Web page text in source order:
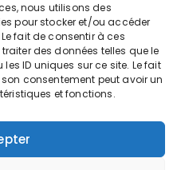
nous utilisons des
pour stocker et/ou accéder
fait de consentir à ces
des données telles que le
ID uniques sur ce site. Le fait
consentement peut avoir un
et fonctions.
cabinet